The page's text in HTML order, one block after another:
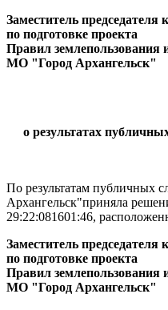
Заместитель председателя
по подготовке проекта
Правил землепользования
МО "Город
о результатах
По результатам публичных
Архангельск"приняла
29:22:081601:46,
Заместитель председателя
по подготовке проекта
Правил землепользования
МО "Город